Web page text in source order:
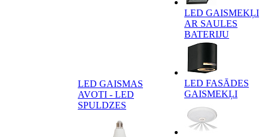
LED GAISMAS
AVOTI - LED
SPULDZES
LED GAISMEKĻI
AR SAULES
BATERIJU
LED FASĀDES
GAISMEKĻI